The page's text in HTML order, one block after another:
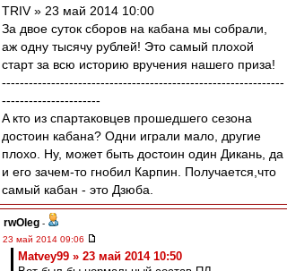
TRIV » 23 май 2014 10:00
За двое суток сборов на кабана мы собрали,
аж одну тысячу рублей! Это самый плохой
старт за всю историю вручения нашего приза!
---------------------------------------------------------------
----------------------
A кто из спартаковцев прошедшего сезона
достоин кабана? Одни играли мало, другие
плохо. Ну, может быть достоин один Дикань, да
и его зачем-то гнобил Карпин. Получается,что
самый кабан - это Дзюба.
rwOleg -
23 май 2014 09:06
Matvey99 » 23 май 2014 10:50